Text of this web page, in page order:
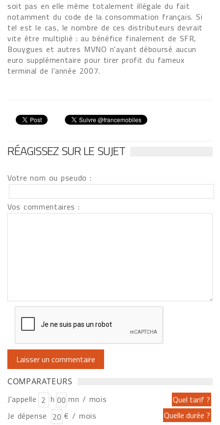
soit pas en elle même totalement illégale du fait
notamment du code de la consommation français. Si
tel est le cas, le nombre de ces distributeurs devrait
vite être multiplié : au bénéfice finalement de SFR,
Bouygues et autres MVNO n'ayant déboursé aucun
euro supplémentaire pour tirer profit du fameux
terminal de l'année 2007.
RÉAGISSEZ SUR LE SUJET
Votre nom ou pseudo :
Vos commentaires :
COMPARATEURS
J'appelle h
mn / mois
Je dépense
€ / mois